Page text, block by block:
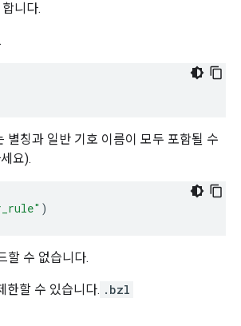
니다.
별칭과 일반 기호 이름이 모두 포함될 수
요).
)
할 수 없습니다.
한할 수 있습니다. .bzl